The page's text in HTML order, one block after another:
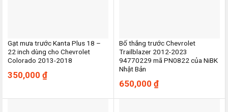
Gạt mưa trước Kanta Plus 18 –
22 inch dùng cho Chevrolet
Colorado 2013-2018
350,000 ₫
Bố thắng trước Chevrolet
Trailblazer 2012-2023
94770229 mã PN0822 của NiBK
Nhật Bản
650,000 ₫